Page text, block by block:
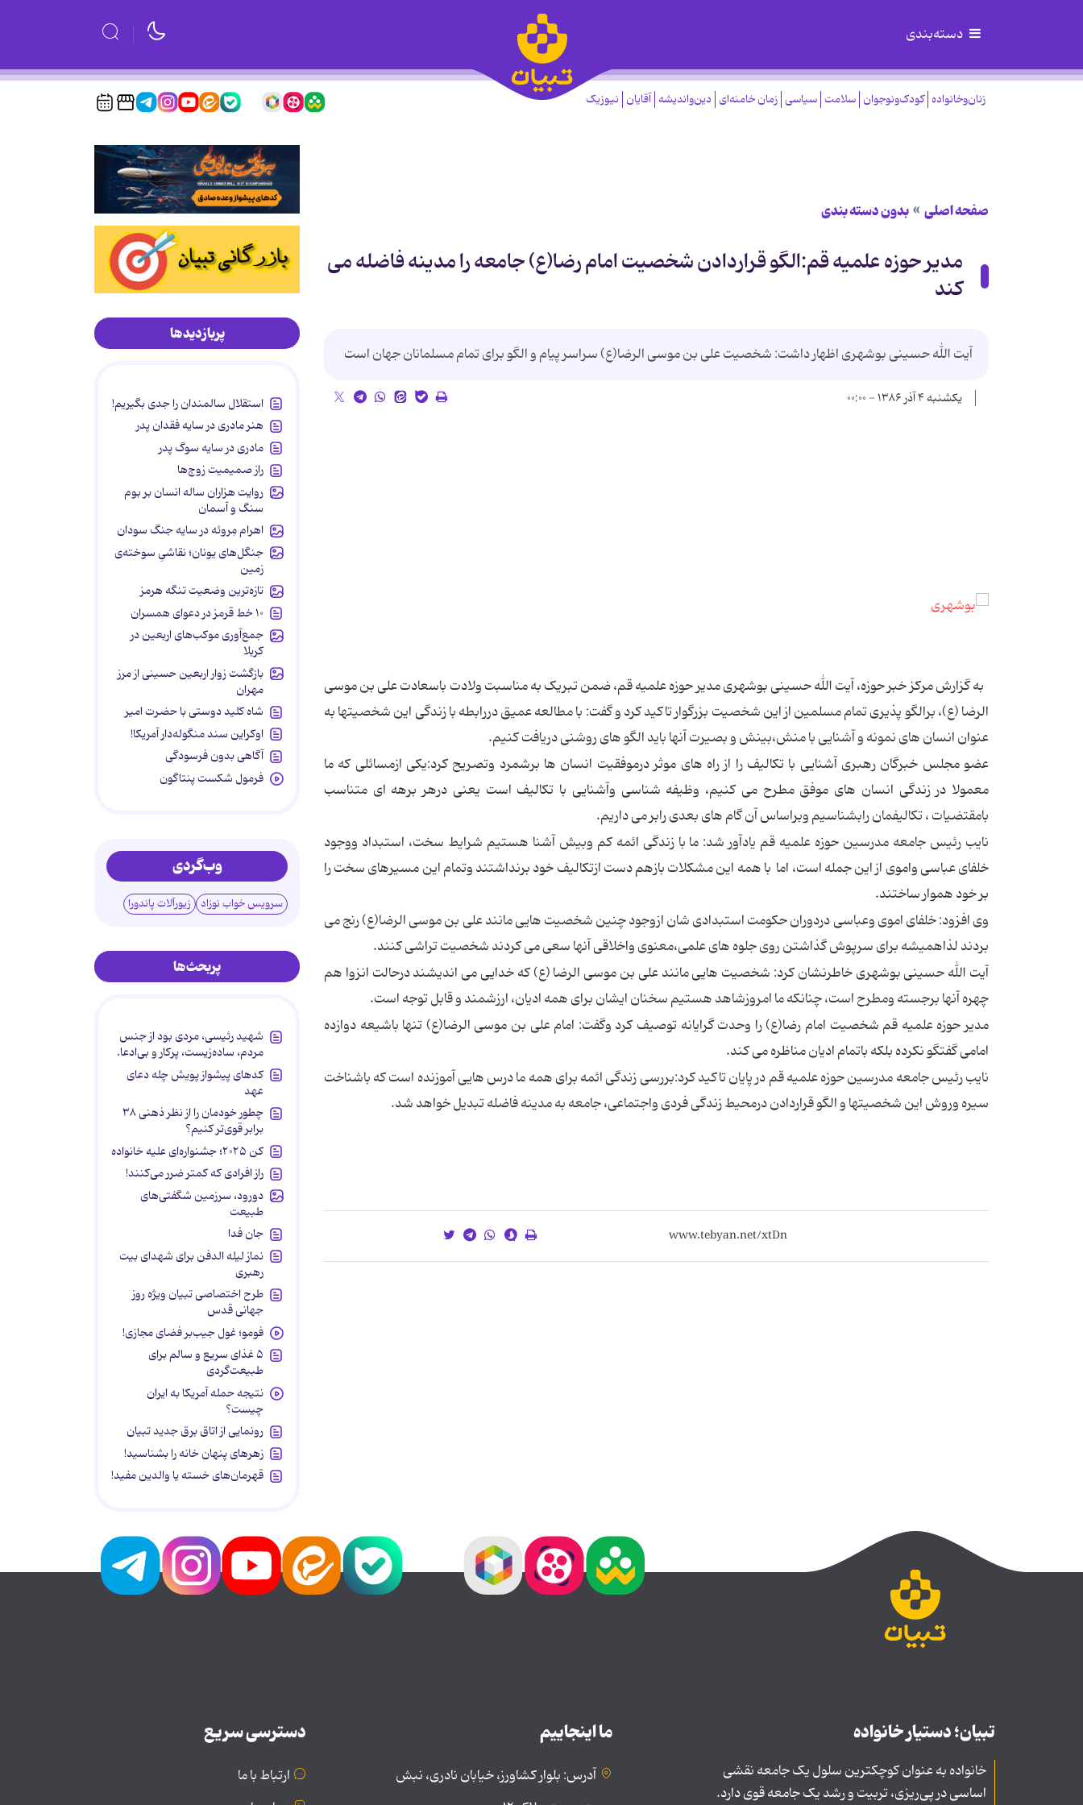
دسته‌بندی
زنان‌وخانواده کودک‌ونوجوان سلامت سیاسی زمان خامنه‌ای دین‌واندیشه آقایان نیوزیک
صفحه اصلی بدون دسته بندی
مدیر حوزه علمیه قم:الگو قراردادن شخصیت امام رضا(ع) جامعه را مدینه فاضله می
کند
آیت الله حسینی بوشهری اظهار داشت: شخصیت علی بن موسی الرضا(ع) سراسر پیام و الگو برای تمام مسلمانان جهان است
یکشنبه ۴ آذر ۱۳۸۶ - ۰۰:۰۰
به گزارش مرکز خبر حوزه، آیت الله حسینی بوشهری مدیر حوزه علمیه قم، ضمن تبریک به مناسبت ولادت باسعادت علی بن موسی
الرضا (ع)، برالگو پذیری تمام مسلمین از این شخصیت بزرگوار تاکید کرد و گفت: با مطالعه عمیق دررابطه با زندگی این شخصیتها به
عنوان انسان های نمونه و آشنایی با منش،بینش و بصیرت آنها باید الگو های روشنی دریافت کنیم.
عضو مجلس خبرگان رهبری آشنایی با تکالیف را از راه های موثر درموفقیت انسان ها برشمرد وتصریح کرد:یکی ازمسائلی که ما
معمولا در زندگی انسان های موفق مطرح می کنیم، وظیفه شناسی وآشنایی با تکالیف است یعنی درهر برهه ای متناسب
بامقتضیات ، تکالیفمان رابشناسیم وبراساس آن گام های بعدی رابر می داریم.
نایب رئیس جامعه مدرسین حوزه علمیه قم یادآور شد: ما با زندگی ائمه کم وبیش آشنا هستیم شرایط سخت، استبداد ووجود
خلفای عباسی واموی از این جمله است، اما با همه این مشکلات بازهم دست ازتکالیف خود برنداشتند وتمام این مسیرهای سخت را
بر خود هموار ساختند.
وی افزود: خلفای اموی وعباسی دردوران حکومت استبدادی شان ازوجود چنین شخصیت هایی مانند علی بن موسی الرضا(ع) رنج می
بردند لذاهمیشه برای سرپوش گذاشتن روی جلوه های علمی،معنوی واخلاقی آنها سعی می کردند شخصیت تراشی کنند.
آیت الله حسینی بوشهری خاطرنشان کرد: شخصیت هایی مانند علی بن موسی الرضا (ع) که خدایی می اندیشند درحالت انزوا هم
چهره آنها برجسته ومطرح است، چنانکه ما امروزشاهد هستیم سخنان ایشان برای همه ادیان، ارزشمند و قابل توجه است.
مدیر حوزه علمیه قم شخصیت امام رضا(ع) را وحدت گرایانه توصیف کرد وگفت: امام علی بن موسی الرضا(ع) تنها باشیعه دوازده
امامی گفتگو نکرده بلکه باتمام ادیان مناظره می کند.
نایب رئیس جامعه مدرسین حوزه علمیه قم در پایان تاکید کرد:بررسی زندگی ائمه برای همه ما درس هایی آموزنده است که باشناخت
سیره وروش این شخصیتها و الگو قراردادن درمحیط زندگی فردی واجتماعی، جامعه به مدینه فاضله تبدیل خواهد شد.
پربازدیدها
استقلال سالمندان را جدی بگیریم!
هنر مادری در سایه‌ فقدان پدر
مادری در سایه سوگ پدر
راز صمیمیت زوج‌ها
روایت هزاران ساله انسان بر بوم
سنگ و آسمان
اهرام مِروئه در سایه جنگ سودان
جنگل‌های یونان؛ نقاشیِ سوخته‌ی
زمین
تازه‌ترین وضعیت تنگه هرمز
۱۰ خط قرمز در دعوای همسران
جمع‌آوری موکب‌های اربعین در
کربلا
بازگشت زوار اربعین حسینی از مرز
مهران
شاه کلید دوستی با حضرت امیر
اوکراین سند منگوله‌دار آمریکا!
آگاهی بدون فرسودگی
فرمول شکست پنتاگون
وب‌گردی
سرویس خواب نوزاد زیورآلات پاندورا
پربحث‌ها
شهید رئیسی، مردی بود از جنس
مردم، ساده‌زیست، پرکار و بی‌ادعا.
کدهای پیشواز پویش چله دعای
عهد
چطور خودمان را از نظر ذهنی ۳۸
برابر قوی‌تر کنیم؟
کن ۲۰۲۵؛ جشنواره‌ای علیه خانواده
راز افرادی که کمتر ضرر می‌کنند!
دورود، سرزمین شگفتی‌های
طبیعت
جان فدا
نماز لیله الدفن برای شهدای بیت
رهبری
طرح اختصاصی تبیان ویژه روز
جهانی قدس
فومو؛ غول جیب‌بر فضای مجازی!
۵ غذای سریع و سالم برای
طبیعت‌گردی
نتیجه حمله آمریکا به ایران
چیست؟
رونمایی از اتاق برق جدید تبیان
زهرهای پنهان خانه را بشناسید!
قهرمان‌های خسته یا والدین مفید!
تبیان؛ دستیار خانواده
خانواده به عنوان کوچکترین سلول یک جامعه نقشی
اساسی در پی‌ریزی، تربیت و رشد یک جامعه قوی دارد.
ما اینجاییم
آدرس: بلوار کشاورز، خیابان نادری، نبش
دسترسی سریع
ارتباط با ما